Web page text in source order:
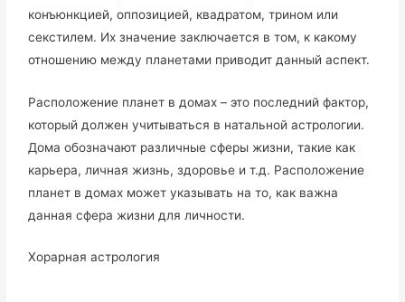
конъюнкцией, оппозицией, квадратом, трином или
секстилем. Их значение заключается в том, к какому
отношению между планетами приводит данный аспект.
Расположение планет в домах – это последний фактор,
который должен учитываться в натальной астрологии.
Дома обозначают различные сферы жизни, такие как
карьера, личная жизнь, здоровье и т.д. Расположение
планет в домах может указывать на то, как важна
данная сфера жизни для личности.
Хорарная астрология